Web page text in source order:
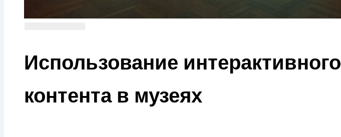
Использование интерактивного
контента в музеях